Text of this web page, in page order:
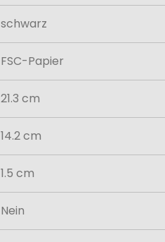
schwarz
FSC-Papier
21.3 cm
14.2 cm
1.5 cm
Nein